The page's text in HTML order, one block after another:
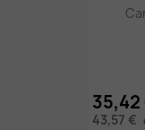
35,42
43,57 €